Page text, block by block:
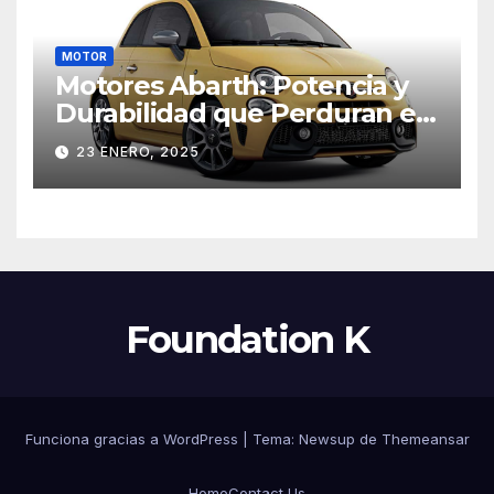
MOTOR
Motores Abarth: Potencia y
Durabilidad que Perduran en
el Tiempo
23 ENERO, 2025
Foundation K
Funciona gracias a WordPress Tema: Newsup de Themeansar